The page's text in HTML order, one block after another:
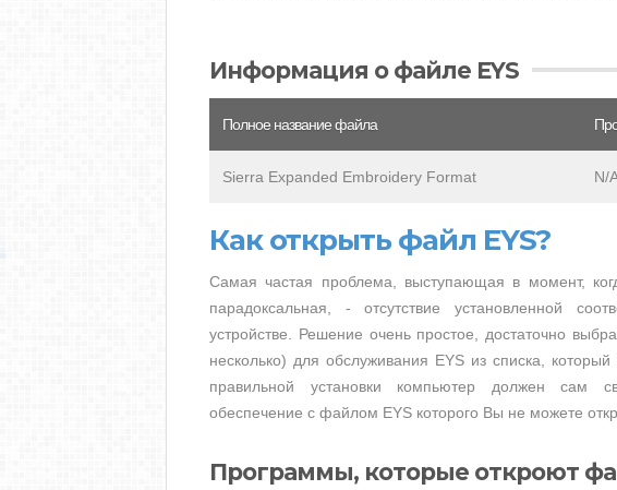
Информация о файле EYS
Полное название файла
Sierra Expanded Embroidery Format N/
Как открыть файл EYS?
Самая частая проблема, выступающая в момент,
парадоксальная, - отсутствие установленной
устройстве. Решение очень простое, достаточно
несколько) для обслуживания EYS из списка,
правильной установки компьютер должен сам
обеспечение с файлом EYS которого Вы не можете
Программы, которые откроют